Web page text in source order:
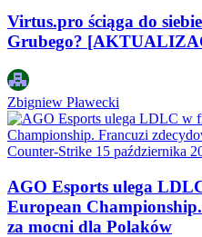
Virtus.pro ściąga do
Grubego?
Zbigniew Pławecki
Counter-Strike 15 października
AGO Esports ulega
European
za mocni dla Polaków